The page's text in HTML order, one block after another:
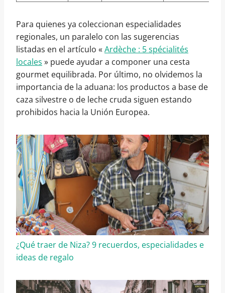
Para quienes ya coleccionan especialidades
regionales, un paralelo con las sugerencias
listadas en el artículo «Ardèche : 5 spécialités
locales » puede ayudar a componer una cesta
gourmet equilibrada. Por último, no olvidemos la
importancia de la aduana: los productos a base de
caza silvestre o de leche cruda siguen estando
prohibidos hacia la Unión Europea.
¿Qué traer de Niza? 9 recuerdos, especialidades e
ideas de regalo